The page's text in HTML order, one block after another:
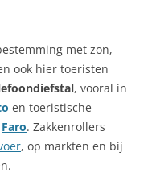
met zon,
ook hier toeristen
, vooral in
en toeristische
Faro. Zakkenrollers
, op markten en bij